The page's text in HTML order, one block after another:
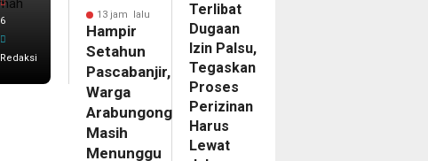
6
Redaksi
13 jam lalu
Hampir
Setahun
Pascabanjir,
Warga
Arabungong
Masih
Menunggu
Terlibat
Dugaan
Izin Palsu,
Tegaskan
Proses
Perizinan
Harus
Lewat